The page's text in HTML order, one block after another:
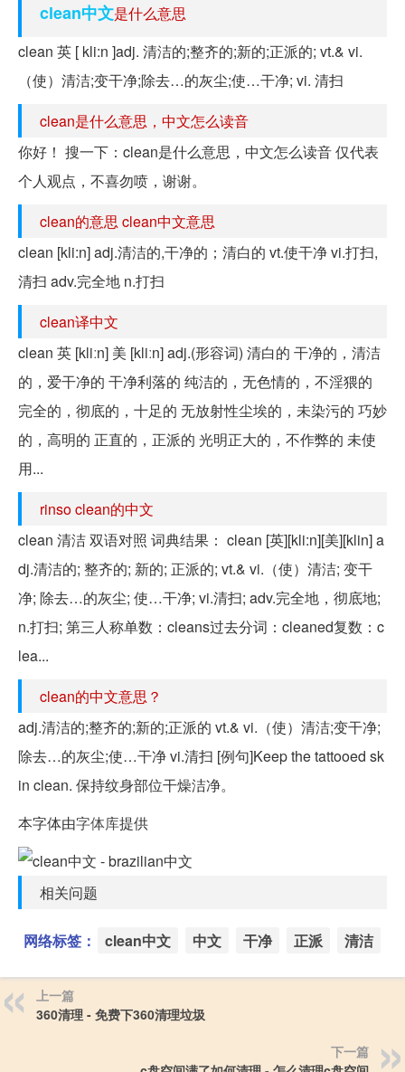
clean中文是什么意思
clean 英 [ kli:n ]adj. 清洁的;整齐的;新的;正派的; vt.& vi.
（使）清洁;变干净;除去…的灰尘;使…干净; vi. 清扫
clean是什么意思，中文怎么读音
你好！ 搜一下：clean是什么意思，中文怎么读音 仅代表
个人观点，不喜勿喷，谢谢。
clean的意思 clean中文意思
clean [kli:n] adj.清洁的,干净的；清白的 vt.使干净 vi.打扫,
清扫 adv.完全地 n.打扫
clean译中文
clean 英 [kliːn] 美 [kliːn] adj.(形容词) 清白的 干净的，清洁
的，爱干净的 干净利落的 纯洁的，无色情的，不淫猥的
完全的，彻底的，十足的 无放射性尘埃的，未染污的 巧妙
的，高明的 正直的，正派的 光明正大的，不作弊的 未使
用...
rinso clean的中文
clean 清洁 双语对照 词典结果： clean [英][kli:n][美][klin] a
dj.清洁的; 整齐的; 新的; 正派的; vt.& vi.（使）清洁; 变干
净; 除去…的灰尘; 使…干净; vi.清扫; adv.完全地，彻底地;
n.打扫; 第三人称单数：cleans过去分词：cleaned复数：c
lea...
clean的中文意思？
adj.清洁的;整齐的;新的;正派的 vt.& vi.（使）清洁;变干净;
除去…的灰尘;使…干净 vi.清扫 [例句]Keep the tattooed sk
in clean. 保持纹身部位干燥洁净。
本字体由字体库提供
相关问题
网络标签： clean中文 中文 干净 正派 清洁
上一篇
360清理 - 免费下360清理垃圾
下一篇